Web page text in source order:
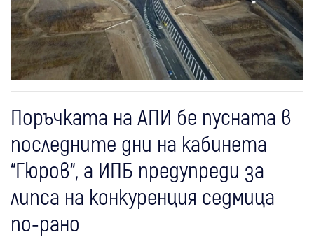
Поръчката на АПИ бе пусната в
последните дни на кабинета
“Гюров“, а ИПБ предупреди за
липса на конкуренция седмица
по-рано